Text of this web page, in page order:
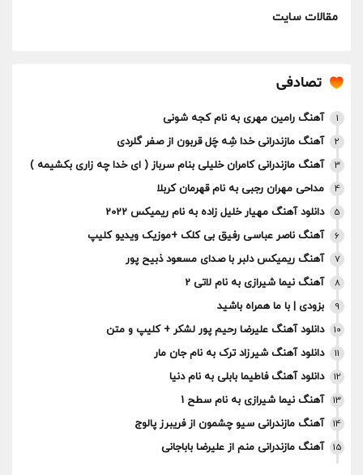
مقالات سایت
تصادفی
1 آهنگ رامین مهری به نام کجه شونی
2 آهنگ مازندرانی خدا شِه چَل قربون از صفر گلردی
3 آهنگ مازندرانی کامران خلیلی بنام سرباز ( ای خدا چه زاری بکشیمه )
4 مداحی مهران رجبی به نام قهرمان کربلا
5 دانلود آهنگ مهیار خلیل زاده به نام ریمیکس 2022
6 آهنگ ناصر عباسی رفیق بی کلک +موزیک ویدیو کلیپ
7 آهنگ ریمیکس دلبر با صدای مسعود ذبیح پور
8 آهنگ نیما شیرازی به نام لاتی 2
9 بزودی | با ما همراه باشید
10 دانلود آهنگ علیرضا رحیم پور لشکر + کلیپ و متن
11 دانلود آهنگ شیرزاد ترک به نام جان مار
12 دانلود آهنگ فاطیما بابلی به نام دنیا
13 آهنگ نیما شیرازی به نام سطح 1
14 آهنگ مازندرانی سیو چشمون از فریبرز پالوج
15 آهنگ مازندرانی منم از علیرضا باباجانی